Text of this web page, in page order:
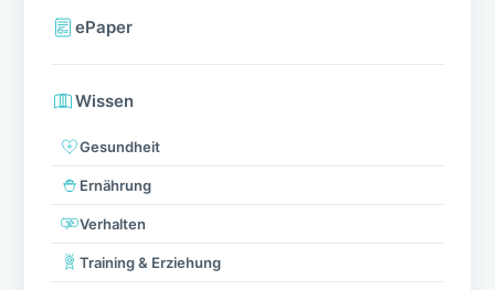
ePaper
Wissen
Gesundheit
Ernährung
Verhalten
Training & Erziehung